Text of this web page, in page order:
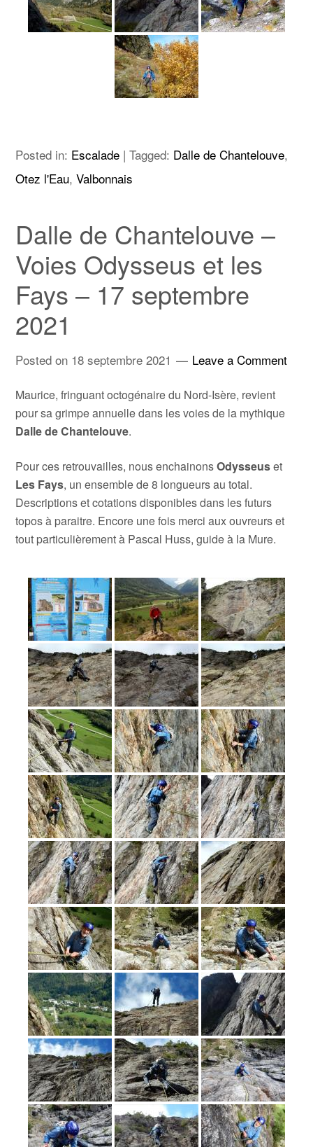
Posted in: Escalade |Tagged: Dalle de Chantelouve,
Otez l'Eau,Valbonnais
Dalle de Chantelouve –
Voies Odysseus et les
Fays – 17 septembre
2021
Posted on 18 septembre 2021 Leave a Comment
Maurice, fringuant octogénaire du Nord-Isère, revient
pour sa grimpe annuelle dans les voies de la mythique
Dalle de Chantelouve.
Pour ces retrouvailles, nous enchainonsOdysseuset
Les Fays, un ensemble de 8 longueurs au total.
Descriptions et cotations disponibles dans les futurs
topos à paraitre. Encore une fois merci aux ouvreurs et
tout particulièrement à Pascal Huss, guide à la Mure.